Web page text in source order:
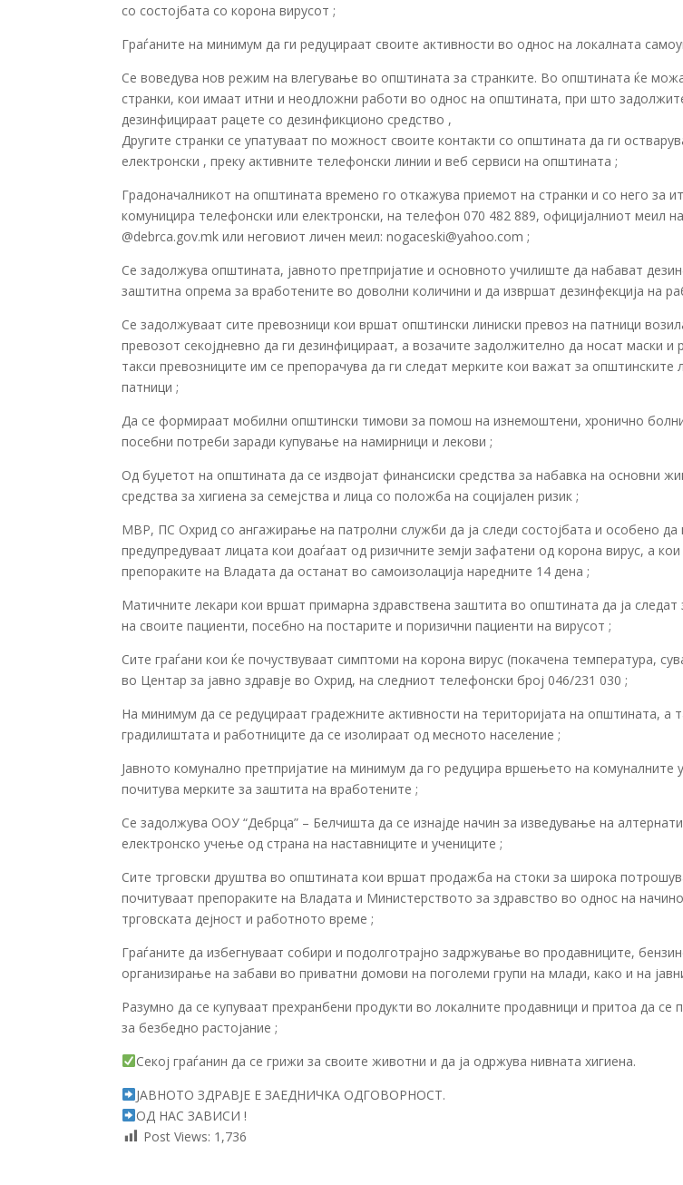
со состојбата со корона вирусот ;
Граѓаните на минимум да ги редуцираат своите активности во однос на локалната
Се воведува нов режим на влегување во општината за странките. Во општината ќе
странки, кои имаат итни и неодложни работи во однос на општината, при што
дезинфицираат рацете со дезинфикционо средство ,
Другите странки се упатуваат по можност своите контакти со општината да ги
електронски , преку активните телефонски линии и веб сервиси на општината ;
Градоначалникот на општината времено го откажува приемот на странки и со него за
комуницира телефонски или електронски, на телефон 070 482 889, официјалниот меил
@debrca.gov.mk или неговиот личен меил: nogaceski@yahoo.com ;
Се задолжува општината, јавното претпријатие и основното училиште да набават
заштитна опрема за вработените во доволни количини и да извршат дезинфекција на
Се задолжуваат сите превозници кои вршат општински линиски превоз на патници
превозот секојдневно да ги дезинфицираат, а возачите задолжително да носат маски и
такси превозниците им се препорачува да ги следат мерките кои важат за општинските
патници ;
Да се формираат мобилни општински тимови за помош на изнемоштени, хронично
посебни потреби заради купување на намирници и лекови ;
Од буџетот на општината да се издвојат финансиски средства за набавка на основни
средства за хигиена за семејства и лица со положба на социјален ризик ;
МВР, ПС Охрид со ангажирање на патролни служби да ја следи состојбата и особено да
предупредуваат лицата кои доаѓаат од ризичните земји зафатени од корона вирус, а
препораките на Владата да останат во самоизолација наредните 14 дена ;
Матичните лекари кои вршат примарна здравствена заштита во општината да ја следат
на своите пациенти, посебно на постарите и поризични пациенти на вирусот ;
Сите граѓани кои ќе почуствуваат симптоми на корона вирус (покачена температура,
во Центар за јавно здравје во Охрид, на следниот телефонски број 046/231 030 ;
На минимум да се редуцираат градежните активности на територијата на општината, а
градилиштата и работниците да се изолираат од месното население ;
Јавното комунално претпријатие на минимум да го редуцира вршењето на комуналните
почитува мерките за заштита на вработените ;
Се задолжува ООУ “Дебрца” – Белчишта да се изнајде начин за изведување на
електронско учење од страна на наставниците и учениците ;
Сите трговски друштва во општината кои вршат продажба на стоки за широка
почитуваат препораките на Владата и Министерството за здравство во однос на
трговската дејност и работното време ;
Граѓаните да избегнуваат собири и подолготрајно задржување во продавниците,
организирање на забави во приватни домови на поголеми групи на млади, како и на
Разумно да се купуваат прехранбени продукти во локалните продавници и притоа да се
за безбедно растојание ;
Секој граѓанин да се грижи за своите животни и да ја одржува нивната хигиена.
ЈАВНОТО ЗДРАВЈЕ Е ЗАЕДНИЧКА ОДГОВОРНОСТ.
ОД НАС ЗАВИСИ !
Post Views: 1,736